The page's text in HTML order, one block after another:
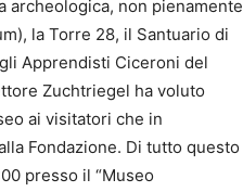
archeologica, non pienamente
la Torre 28, il Santuario di
Apprendisti Ciceroni del
Zuchtriegel ha voluto
ai visitatori che in
Fondazione. Di tutto questo
presso il “Museo